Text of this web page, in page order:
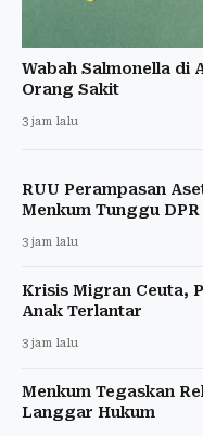
Wabah Salmonella di
Orang Sakit
3 jam lalu
RUU Perampasan
Menkum Tunggu DPR
3 jam lalu
Krisis Migran Ceuta,
Anak Terlantar
3 jam lalu
Menkum Tegaskan
Langgar Hukum